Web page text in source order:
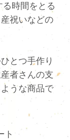
時間をとる
祝いなどの
とつ手作り
者さんの支
うな商品で
ト